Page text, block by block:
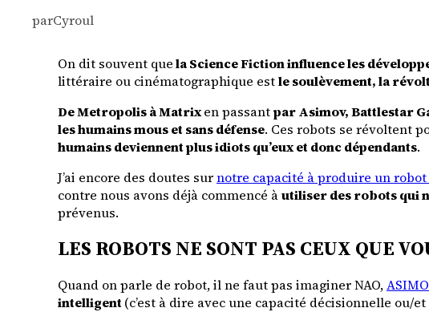
parCyroul
On dit souvent quela Science Fiction influence les
littéraire ou cinématographique estle soulèvement, la
De Metropolis à Matrixen passantpar Asimov, Battlestar
les humains mous et sans défense. Ces robots se révoltent
humains deviennent plus idiots qu’eux et donc dépendants.
J’ai encore des doutes surnotre capacité à produire un
contre nous avons déjà commencé àutiliser des robots qui
prévenus.
LES ROBOTS NE SONT PAS CEUX QUE
Quand on parle de robot, il ne faut pas imaginerNAO,ASIMO
intelligent(c’est à dire avec une capacité décisionnelle ou/